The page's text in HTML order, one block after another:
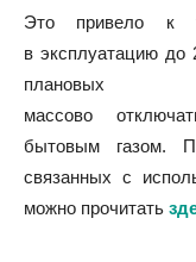
Это привело к
в эксплуатацию до
массово
бытовым газом.
связанных с
можно прочитать